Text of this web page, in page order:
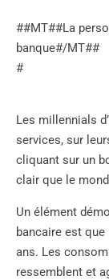
##MT##La
banque#/MT##
#
Les millennials
services, sur
cliquant sur un
clair que le
Un élément
bancaire est
ans. Les
ressemblent et